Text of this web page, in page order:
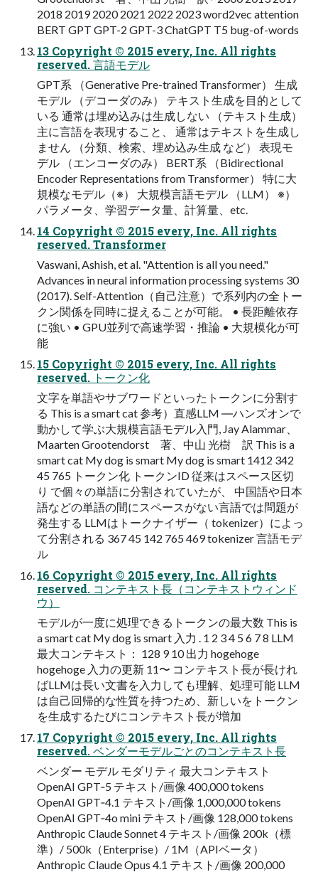
2018 2019 2020 2021 2022 2023 word2vec attention
BERT GPT GPT-2 GPT-3 ChatGPT T5 bug-of-words
13 Copyright © 2015 every, Inc. All rights
reserved. 言語モデル
GPT系 （Generative Pre-trained Transformer） 生成
モデル （デコーダのみ） テキスト生成を目的として
いる 通常は埋め込みは生成しない （テキスト生成）
主に言語を表現すること、 通常はテキストを生成し
ません （分類、検索、埋め込み生成 など） 表現モ
デル （エンコーダのみ） BERT系 （Bidirectional
Encoder Representations from Transformer） 特に大
規模なモデル（※） 大規模言語モデル （LLM） ※）
パラメータ、学習データ量、計算量、etc.
14 Copyright © 2015 every, Inc. All rights
reserved. Transformer
Vaswani, Ashish, et al. "Attention is all you need."
Advances in neural information processing systems 30
(2017). Self-Attention（自己注意）で系列内の全トー
クン関係を同時に捉えることが可能。 • 長距離依存
に強い • GPU並列で高速学習・推論 • 大規模化が可
能
15 Copyright © 2015 every, Inc. All rights
reserved. トークン化
文字を単語やサブワードといったトークンに分割す
る This is a smart cat 参考）直感LLM ―ハンズオンで
動かして学ぶ大規模言語モデル入門, Jay Alammar、
Maarten Grootendorst 著、中山 光樹 訳 This is a
smart cat My dog is smart My dog is smart 1412 342
45 765 トークン化 トークンID 従来はスペース区切
り で個々の単語に分割されていたが、 中国語や日本
語などの単語の間にスペースがない言語では問題が
発生する LLMはトークナイザー（ tokenizer）によっ
て分割される 367 45 142 765 469 tokenizer 言語モデ
ル
16 Copyright © 2015 every, Inc. All rights
reserved. コンテキスト長（コンテキストウィンド
ウ）
モデルが一度に処理できるトークンの最大数 This is
a smart cat My dog is smart 入力 . 1 2 3 4 5 6 7 8 LLM
最大コンテキスト： 128 9 10 出力 hogehoge
hogehoge 入力の更新 11〜 コンテキスト長が長けれ
ばLLMは長い文書を入力しても理解、処理可能 LLM
は自己回帰的な性質を持つため、新しいをトークン
を生成するたびにコンテキスト長が増加
17 Copyright © 2015 every, Inc. All rights
reserved. ベンダーモデルごとのコンテキスト長
ベンダー モデル モダリティ 最大コンテキスト
OpenAI GPT‑5 テキスト/画像 400,000 tokens
OpenAI GPT‑4.1 テキスト/画像 1,000,000 tokens
OpenAI GPT‑4o mini テキスト/画像 128,000 tokens
Anthropic Claude Sonnet 4 テキスト/画像 200k（標
準）/ 500k（Enterprise）/ 1M（APIベータ）
Anthropic Claude Opus 4.1 テキスト/画像 200,000